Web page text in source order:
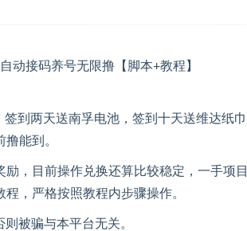
到两天送南孚电池，签到十天送维达纸
能到。
，目前操作兑换还算比较稳定，一手项
，严格按照教程内步骤操作。
被骗与本平台无关。